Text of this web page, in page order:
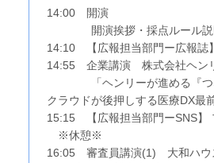
14:00 開演
開演挨拶・採点ルール説
14:10 【広報担当部門ー広報誌
14:55 企業講演 株式会社ヘン
「ヘンリーが進める『つな
クラウドが後押しする医療DX最
15:15 【広報担当部門ーSNS】
※休憩※
16:05 審査員講演(1) 大和ハウ